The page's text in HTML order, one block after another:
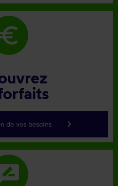
de vos besoins keyboard_arrow_right
rate_review